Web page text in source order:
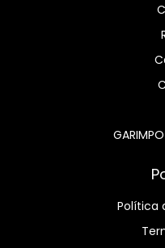
Política